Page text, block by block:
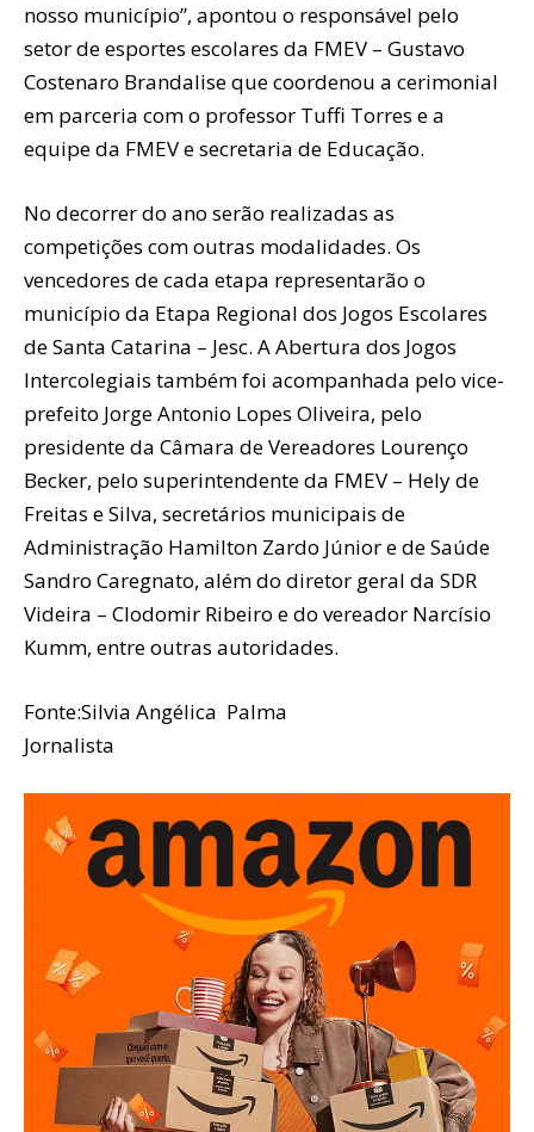
nosso município”, apontou o responsável pelo
setor de esportes escolares da FMEV – Gustavo
Costenaro Brandalise que coordenou a cerimonial
em parceria com o professor Tuffi Torres e a
equipe da FMEV e secretaria de Educação.
No decorrer do ano serão realizadas as
competições com outras modalidades. Os
vencedores de cada etapa representarão o
município da Etapa Regional dos Jogos Escolares
de Santa Catarina – Jesc. A Abertura dos Jogos
Intercolegiais também foi acompanhada pelo vice-
prefeito Jorge Antonio Lopes Oliveira, pelo
presidente da Câmara de Vereadores Lourenço
Becker, pelo superintendente da FMEV – Hely de
Freitas e Silva, secretários municipais de
Administração Hamilton Zardo Júnior e de Saúde
Sandro Caregnato, além do diretor geral da SDR
Videira – Clodomir Ribeiro e do vereador Narcísio
Kumm, entre outras autoridades.
Fonte:Silvia Angélica Palma
Jornalista